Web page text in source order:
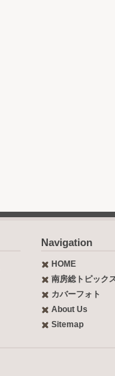
Navigation
HOME
南房総トピック
カバーフォト
About Us
Sitemap